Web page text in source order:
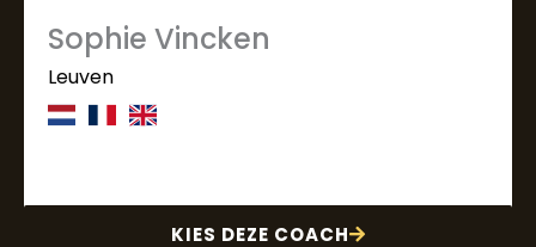
Sophie Vincken
Leuven
KIES DEZE COACH